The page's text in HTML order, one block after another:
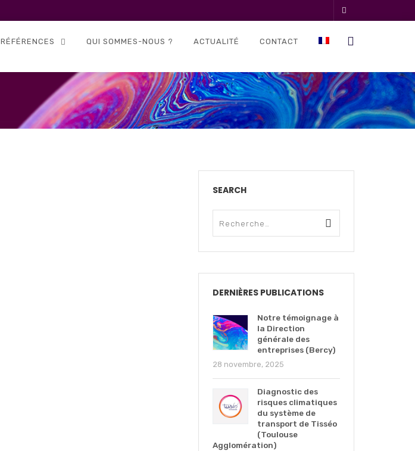
RÉFÉRENCES QUI SOMMES-NOUS ? ACTUALITÉ CONTACT
SEARCH
DERNIÈRES PUBLICATIONS
Notre témoignage à
la Direction
générale des
entreprises (Bercy)
28 novembre, 2025
Diagnostic des
risques climatiques
du système de
transport de Tisséo
(Toulouse
Agglomération)